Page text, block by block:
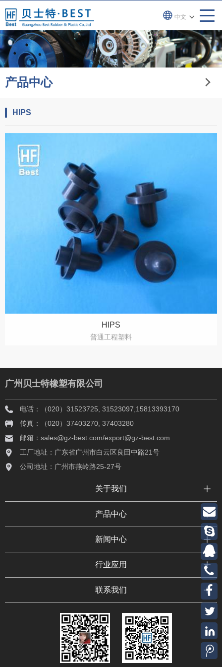
中文
产品中心
HIPS
HIPS
普通工程塑料
广州贝士特橡塑有限公司
电话：（020）31523725, 31523097,15813393170
传真：（020）37403270, 37403280
邮箱：sales@gz-best.com/export@gz-best.com
工厂地址：广东省广州市白云区良田中路21号
公司地址：广州市燕岭路25-27号
关于我们
产品中心
新闻中心
行业应用
联系我们